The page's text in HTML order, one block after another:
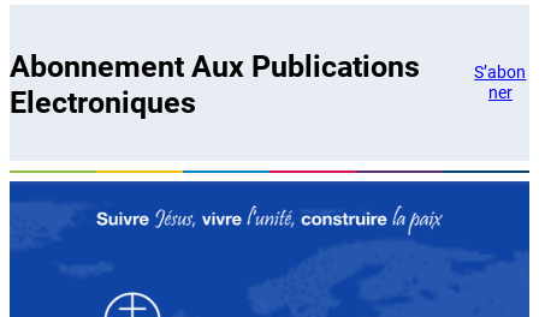
Abonnement Aux Publications
Electroniques
S’abon
ner